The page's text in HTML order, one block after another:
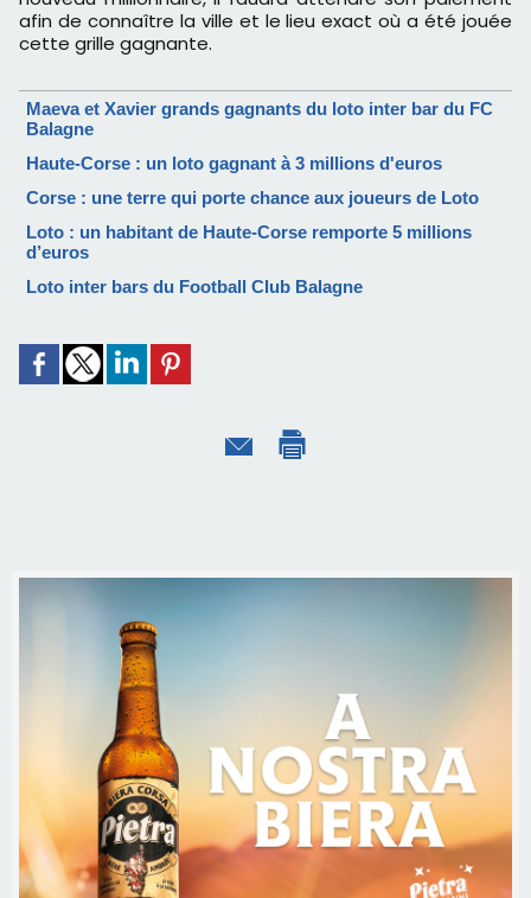
afin de connaître la ville et le lieu exact où a été jouée
cette grille gagnante.
Maeva et Xavier grands gagnants du loto inter bar du FC
Balagne
Haute-Corse : un loto gagnant à 3 millions d'euros
Corse : une terre qui porte chance aux joueurs de Loto
Loto : un habitant de Haute-Corse remporte 5 millions
d’euros
Loto inter bars du Football Club Balagne